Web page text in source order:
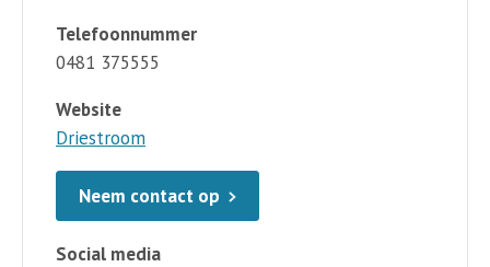
Telefoonnummer
0481 375555
Website
Driestroom
Neem contact op
Social media